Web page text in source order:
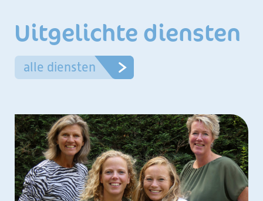
Uitgelichte diensten
alle diensten